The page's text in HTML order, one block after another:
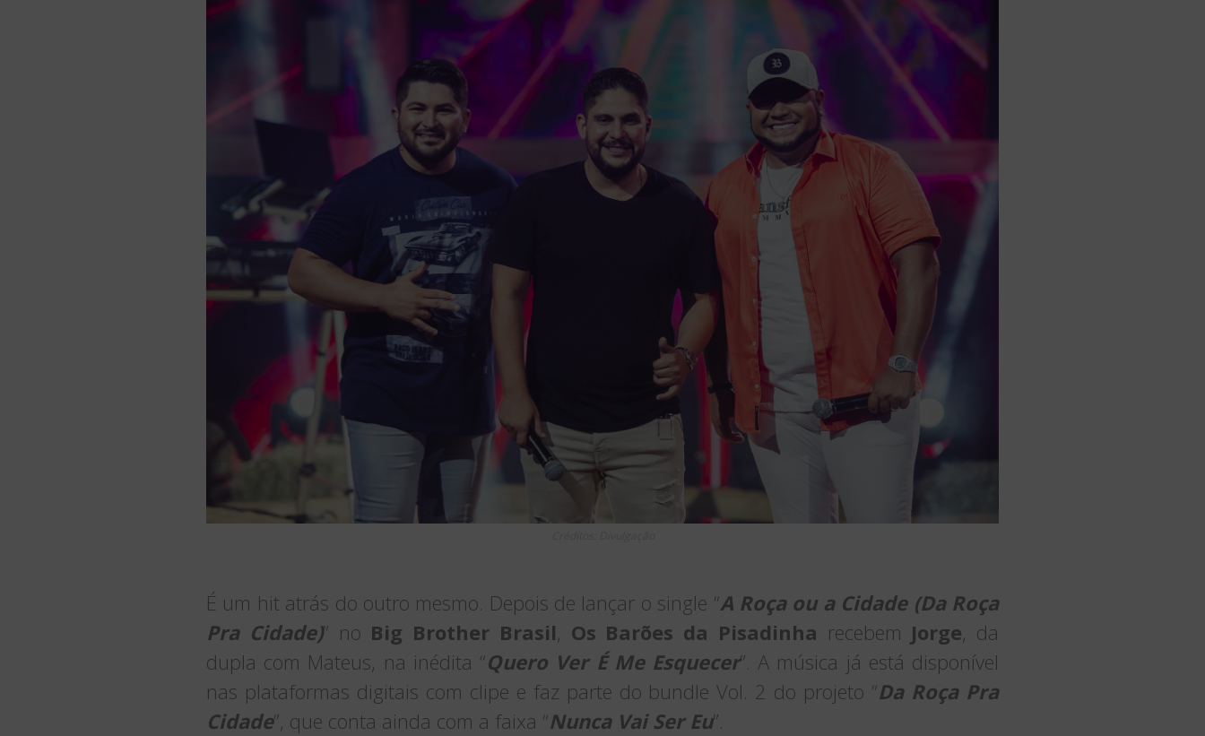
É um hit atrás do outro mesmo. Depois de lançar o single “A Roça ou a Cidade (Da Roça
Pra Cidade)” no Big Brother Brasil, Os Barões da Pisadinha recebem Jorge, da
dupla com Mateus, na inédita “Quero Ver É Me Esquecer”. A música já está disponível
nas plataformas digitais com clipe e faz parte do bundle Vol. 2 do projeto “Da Roça Pra
Cidade”, que conta ainda com a faixa “Nunca Vai Ser Eu”.